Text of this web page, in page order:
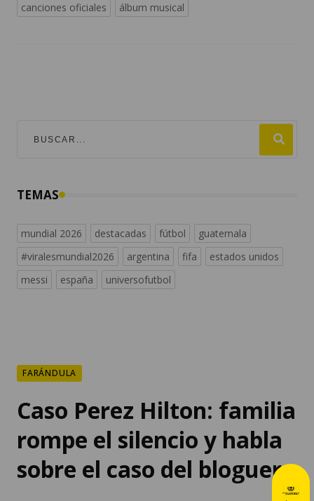
canciones oficiales álbum musical
TEMAS
mundial 2026 destacadas fútbol
guatemala
#viralesmundial2026
argentina fifa
estados unidos
messi
españa universofutbol
FARÁNDULA
Caso Perez Hilton: familia
rompe el silencio y habla
sobre el caso del bloguero